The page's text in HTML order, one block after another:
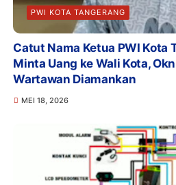
PWI KOTA TANGERANG
Catut Nama Ketua PWI Kota
Minta Uang ke Wali Kota,
Wartawan Diamankan
MEI 18, 2026